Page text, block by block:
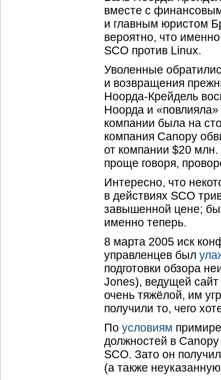
вместе с
и главным юристом
вероятно, что
SCO против Linux.
Уволенные
и возвращения
Ноорда-Крейдель
Ноорда и «повлияла»
компании была на
компания Canopy
от компании $20
проще говоря,
Интересно, что
в действиях SCO
завышенной цене;
именно теперь.
8 марта 2005 иск
управленцев был
подготовки обзора
Jones), ведущей
очень тяжёлой, им
получили то, чего
По условиям
должностей в
SCO. Зато он
(а также